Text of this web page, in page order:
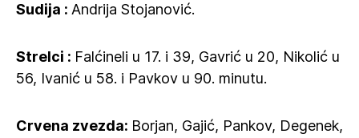
Sudija : Andrija Stojanović.
Strelci : Falćineli u 17. i 39, Gavrić u 20, Nikolić u
56, Ivanić u 58. i Pavkov u 90. minutu.
Crvena zvezda: Borjan, Gajić, Pankov, Degenek,